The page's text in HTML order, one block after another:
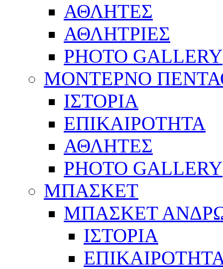
ΑΘΛΗΤΕΣ
ΑΘΛΗΤΡΙΕΣ
PHOTO GALLERY
ΜΟΝΤΕΡΝΟ
ΙΣΤΟΡΙΑ
ΕΠΙΚΑΙΡΟΤΗΤΑ
ΑΘΛΗΤΕΣ
PHOTO GALLERY
ΜΠΑΣΚΕΤ
ΜΠΑΣΚΕΤ
ΙΣΤΟΡΙΑ